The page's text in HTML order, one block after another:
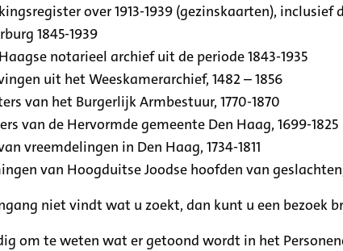
over 1913-1939 (gezinskaarten),
1845-1939
notarieel archief uit de periode 1843-1935
uit het Weeskamerarchief, 1482 – 1856
van het Burgerlijk Armbestuur, 1770-1870
van de Hervormde gemeente Den Haag, 1699-1825
vreemdelingen in Den Haag, 1734-1811
van Hoogduitse Joodse hoofden van geslachten,
niet vindt wat u zoekt, dan kunt u een bezoek
om te weten wat er getoond wordt in het